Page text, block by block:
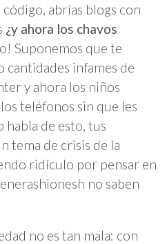
abrías blogs con
¿y ahora los chavos
Suponemos que te
cantidades infames de
y ahora los niños
teléfonos sin que les
habla de esto, tus
tema de crisis de la
ridículo por pensar en
no saben
no es tan mala: con